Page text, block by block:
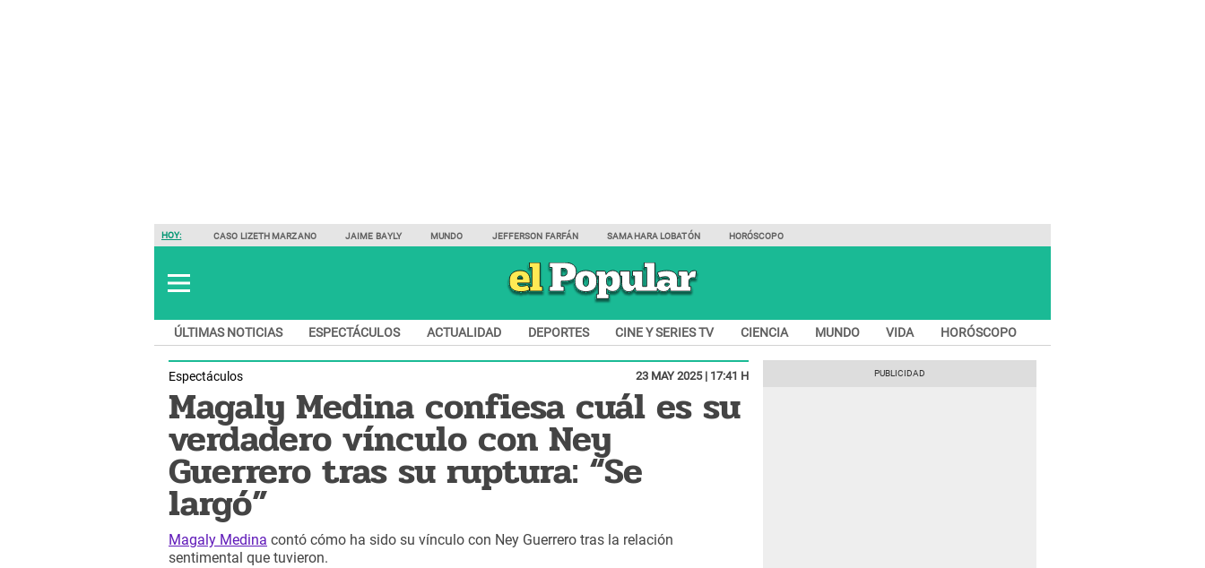
HOY: CASO LIZETH MARZANO JAIME BAYLY MUNDO JEFFERSON FARFÁN SAMAHARA LOBATÓN HORÓSCOPO
ÚLTIMAS NOTICIAS ESPECTÁCULOS ACTUALIDAD DEPORTES CINE Y SERIES TV CIENCIA MUNDO VIDA HORÓSCOPO
Espectáculos 23 MAY 2025 | 17:41 H
Magaly Medina confiesa cuál es su
verdadero vínculo con Ney
Guerrero tras su ruptura: “Se
largó”
Magaly Medina contó cómo ha sido su vínculo con Ney Guerrero tras la relación
sentimental que tuvieron.